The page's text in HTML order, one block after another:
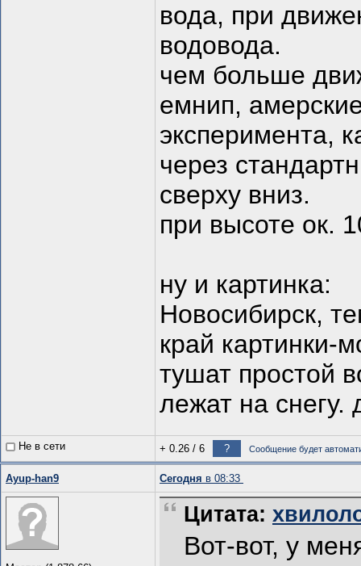
вода, при
водовода.
чем больше
емнип,
эксперимента,
через
сверху вниз.
при высоте ок.
ну и картинка:
Новосибирск,
край
тушат простой
лежат на
Не в сети + 0.26 / 6 ? Сообщение будет
Ayup-han9 Сегодня в 08:33
Цитата:
Вот-вот, у